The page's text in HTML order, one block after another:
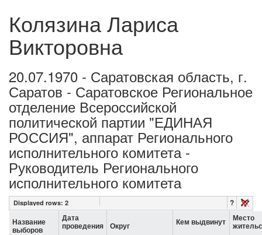
Колязина Лариса
Викторовна
20.07.1970 - Саратовская область, г.
Саратов - Саратовское Региональное
отделение Всероссийской
политической партии "ЕДИНАЯ
РОССИЯ", аппарат Регионального
исполнительного комитета -
Руководитель Регионального
исполнительного комитета
Displayed rows: 2 ?
Название
выборов
Дата
проведения
Округ Кем выдвинут
Место